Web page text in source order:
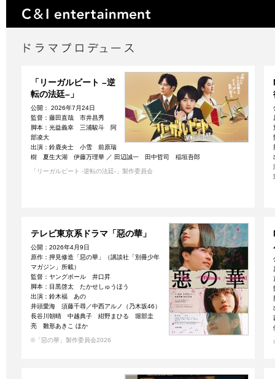
「リーガルビート –逆
転の法廷–」
公開： 2026年7月24日
監督：藤田直哉 市井昌秀
脚本：光益義幸 三浦駿斗 阿
部凌大
出演：鈴鹿央士 小雪 前原瑞
樹 夏生大湖 伊藤万理華 ／ 田辺誠一 田中哲司 稲垣吾郎
「リーガルビート -逆転の法廷-」製作委員会
テレビ東京系ドラマ「惡の華」
公開：2026年4月9日
原作：押見修造「惡の華」（講談社「別冊少年
マガジン」所載）
監督：ヤングポール 井口昇
脚本：目黒啓太 たかせしゅうほう
出演：鈴木福 あの
井頭愛海 須藤千尋／中西アルノ（乃木坂46）
長谷川朝晴 中越典子 紺野まひる 堀部圭
亮 雛形あきこ ほか
©「惡の華」製作委員会2026